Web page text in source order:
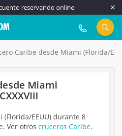
reservando online
917 815 555
Caribe desde Miami (Florida/
Miami
(Florida/EEUU) durante 8
Ver otros cruceros Caribe.